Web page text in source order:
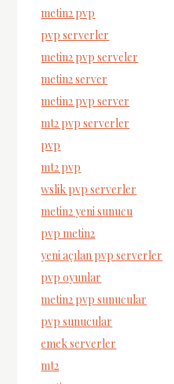
metin2 pvp
pvp serverler
metin2 pvp serveler
metin2 server
metin2 pvp server
mt2 pvp serverler
pvp
mt2 pvp
wslik pvp serverler
metin2 yeni sunucu
pvp metin2
yeni açılan pvp serverler
pvp oyunlar
metin2 pvp sunucular
pvp sunucular
emek serverler
mt2